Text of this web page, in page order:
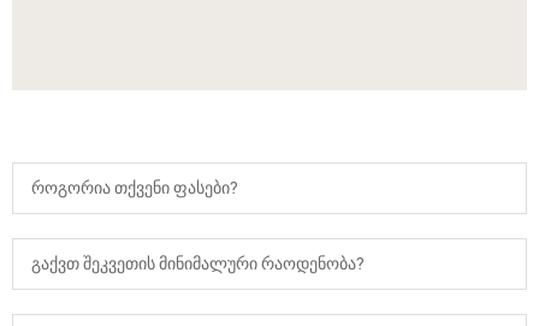
როგორია თქვენი ფასები?
გაქვთ შეკვეთის მინიმალური რაოდენობა?